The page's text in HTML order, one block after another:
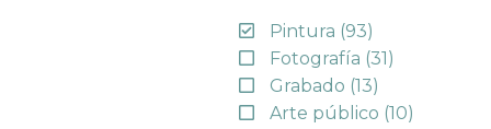
Pintura (93)
Fotografía (31)
Grabado (13)
Arte público (10)